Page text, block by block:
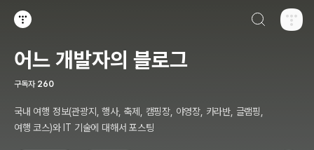
어느 개발자의 블로그
구독자 260
국내 여행 정보(관광지, 행사, 축제, 캠핑장, 야영장, 카라반, 글램핑,
여행 코스)와 IT 기술에 대해서 포스팅